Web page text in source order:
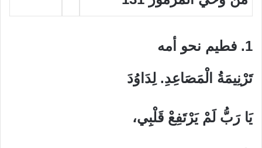
1. فطيم نحو أمه
تَرْنِيمَةُ الْمَصَاعِدِ. لِدَاوُدَ
يَا رَبُّ لَمْ يَرْتَفِعْ قَلْبِي،